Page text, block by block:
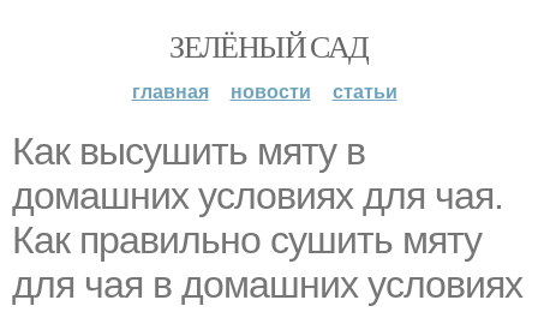
ЗЕЛЁНЫЙ САД
главная новости статьи
Как высушить мяту в
домашних условиях для чая.
Как правильно сушить мяту
для чая в домашних условиях